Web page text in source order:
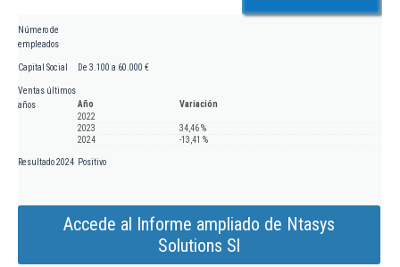
Número de
empleados
Capital Social De 3.100 a 60.000 €
Ventas últimos
años
Año
Variación
2022
2023
34,46 %
2024
-13,41 %
Resultado 2024 Positivo
Accede al Informe ampliado de Ntasys
Solutions Sl